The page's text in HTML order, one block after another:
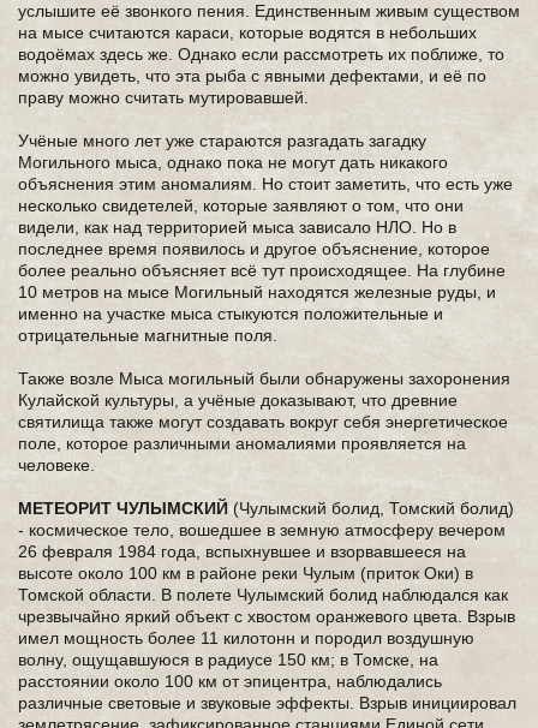
услышите её звонкого пения. Единственным живым существом
на мысе считаются караси, которые водятся в небольших
водоёмах здесь же. Однако если рассмотреть их поближе, то
можно увидеть, что эта рыба с явными дефектами, и её по
праву можно считать мутировавшей.
Учёные много лет уже стараются разгадать загадку
Могильного мыса, однако пока не могут дать никакого
объяснения этим аномалиям. Но стоит заметить, что есть уже
несколько свидетелей, которые заявляют о том, что они
видели, как над территорией мыса зависало НЛО. Но в
последнее время появилось и другое объяснение, которое
более реально объясняет всё тут происходящее. На глубине
10 метров на мысе Могильный находятся железные руды, и
именно на участке мыса стыкуются положительные и
отрицательные магнитные поля.
Также возле Мыса могильный были обнаружены захоронения
Кулайской культуры, а учёные доказывают, что древние
святилища также могут создавать вокруг себя энергетическое
поле, которое различными аномалиями проявляется на
человеке.
МЕТЕОРИТ ЧУЛЫМСКИЙ (Чулымский болид, Томский болид)
- космическое тело, вошедшее в земную атмосферу вечером
26 февраля 1984 года, вспыхнувшее и взорвавшееся на
высоте около 100 км в районе реки Чулым (приток Оки) в
Томской области. В полете Чулымский болид наблюдался как
чрезвычайно яркий объект с хвостом оранжевого цвета. Взрыв
имел мощность более 11 килотонн и породил воздушную
волну, ощущавшуюся в радиусе 150 км; в Томске, на
расстоянии около 100 км от эпицентра, наблюдались
различные световые и звуковые эффекты. Взрыв инициировал